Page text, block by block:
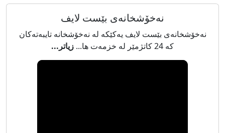
نەخۆشخانەی بێست لایف
نەخۆشخانەی بێست لایف یەکێکە لە نەخۆشخانە تایبەتەکان
کە 24 کاتژمێر لە خزمەت ها...
زیاتر...